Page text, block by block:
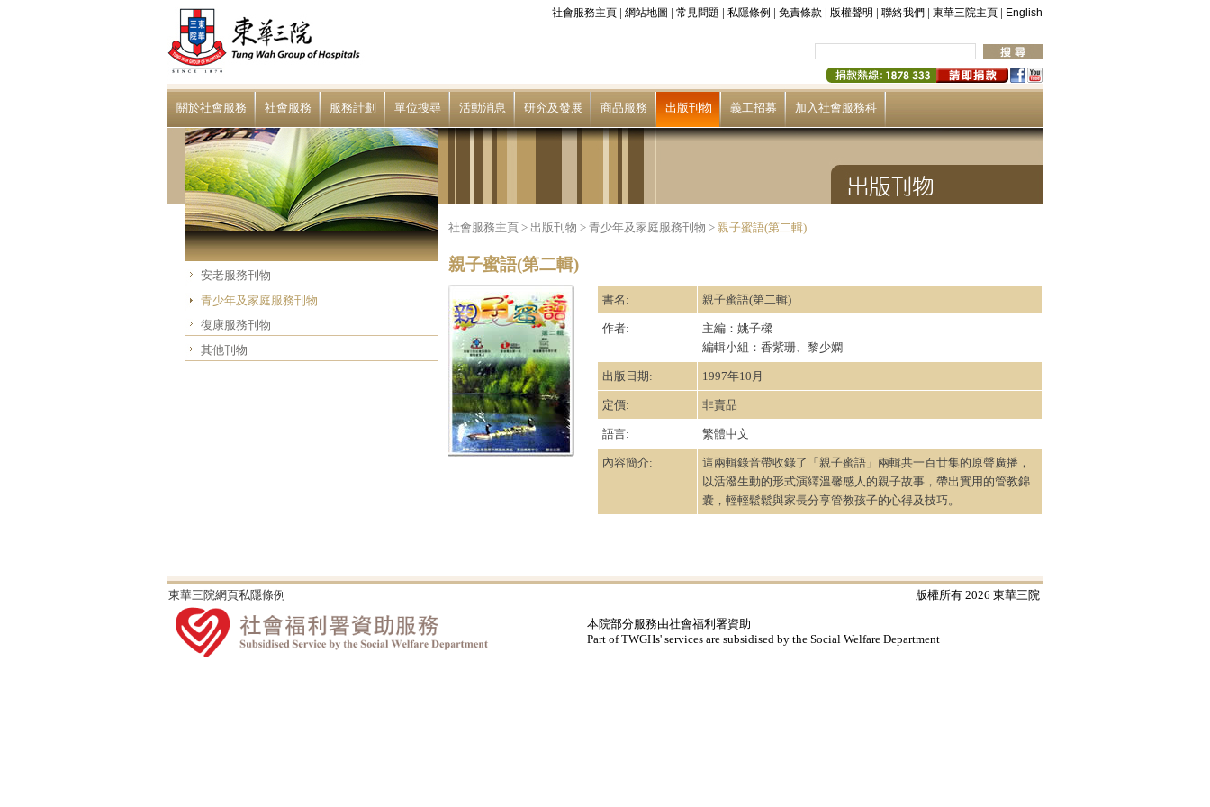
社會服務主頁 | 網站地圖 | 常見問題 | 私隱條例 | 免責條款 | 版權聲明 | 聯絡我們 | 東華三院主頁 | English
關於社會服務 社會服務 服務計劃 單位搜尋 活動消息 研究及發展 商品服務 出版刊物 義工招募 加入社會服務科
安老服務刊物
青少年及家庭服務刊物
復康服務刊物
其他刊物
社會服務主頁 > 出版刊物 > 青少年及家庭服務刊物 > 親子蜜語(第二輯)
親子蜜語(第二輯)
書名: 親子蜜語(第二輯)
作者:
主編：姚子樑
編輯小組：香紫珊、黎少嫻
出版日期: 1997年10月
定價: 非賣品
語言: 繁體中文
內容簡介:
這兩輯錄音帶收錄了「親子蜜語」兩輯共一百廿集的原聲廣播，
以活潑生動的形式演繹溫馨感人的親子故事，帶出實用的管教錦
囊，輕輕鬆鬆與家長分享管教孩子的心得及技巧。
東華三院網頁私隱條例 版權所有 2026 東華三院
本院部分服務由社會福利署資助
Part of TWGHs' services are subsidised by the Social Welfare Department